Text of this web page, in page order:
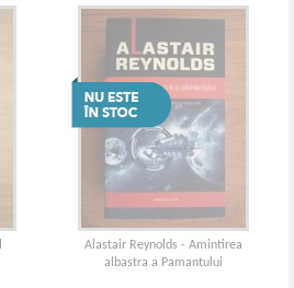
Alastair Reynolds - Amintirea
albastra a Pamantului